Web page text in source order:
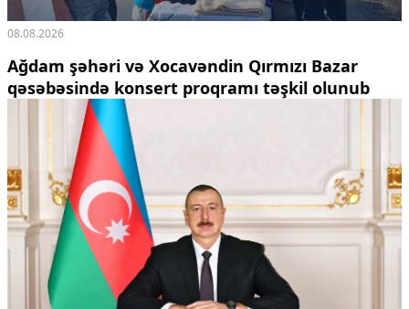
Ekologiya
Zəfər - 5
Gənclər və İdman
Media və QHT
Hadisə
Sağlamlıq
Sosium
Mənəvi dəyərlər
Texnologiya
Mətbuat-150
Əlaqə
Missiyamız
08.08.2026
Ağdam şəhəri və Xocavəndin Qırmızı Bazar
qəsəbəsində konsert proqramı təşkil olunub